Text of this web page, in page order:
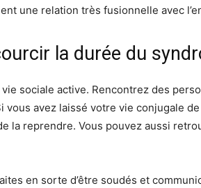
une relation très fusionnelle avec
la durée du
sociale active. Rencontrez des
vous avez laissé votre vie conjugale
la reprendre. Vous pouvez aussi
en sorte d’être soudés et